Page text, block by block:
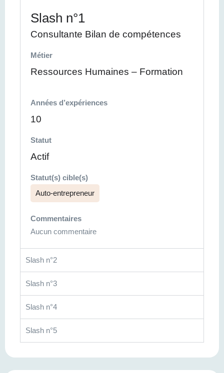
Slash n°1
Consultante Bilan de compétences
Métier
Ressources Humaines – Formation
Années d’expériences
10
Statut
Actif
Statut(s) cible(s)
Auto-entrepreneur
Commentaires
Aucun commentaire
Slash n°2
Slash n°3
Slash n°4
Slash n°5